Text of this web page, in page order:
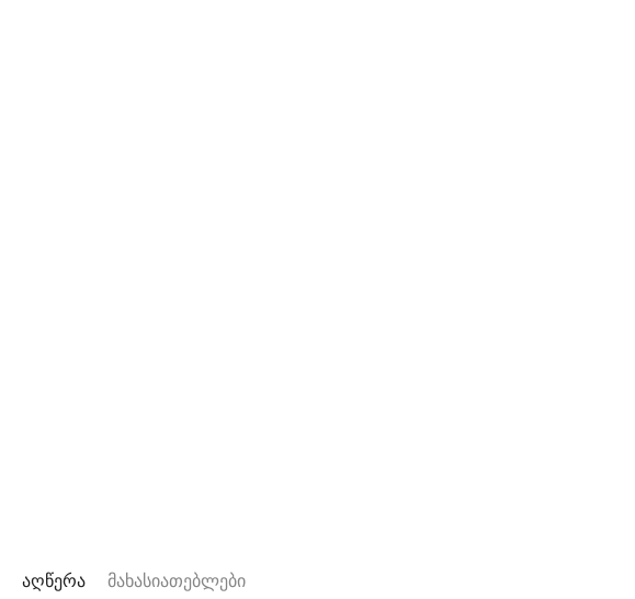
აღწერა მახასიათებლები